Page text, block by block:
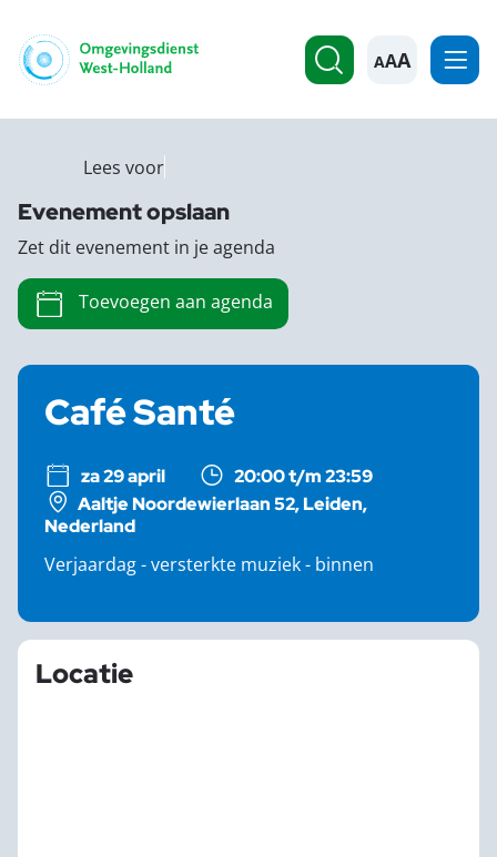
A
Café Santé
za 29 april
20:00 t/m 23:59
Aaltje Noordewierlaan 52, Leiden,
Nederland
Verjaardag - versterkte muziek - binnen
Locatie
Lees voor
Evenement opslaan
Zet dit evenement in je agenda
Toevoegen aan agenda